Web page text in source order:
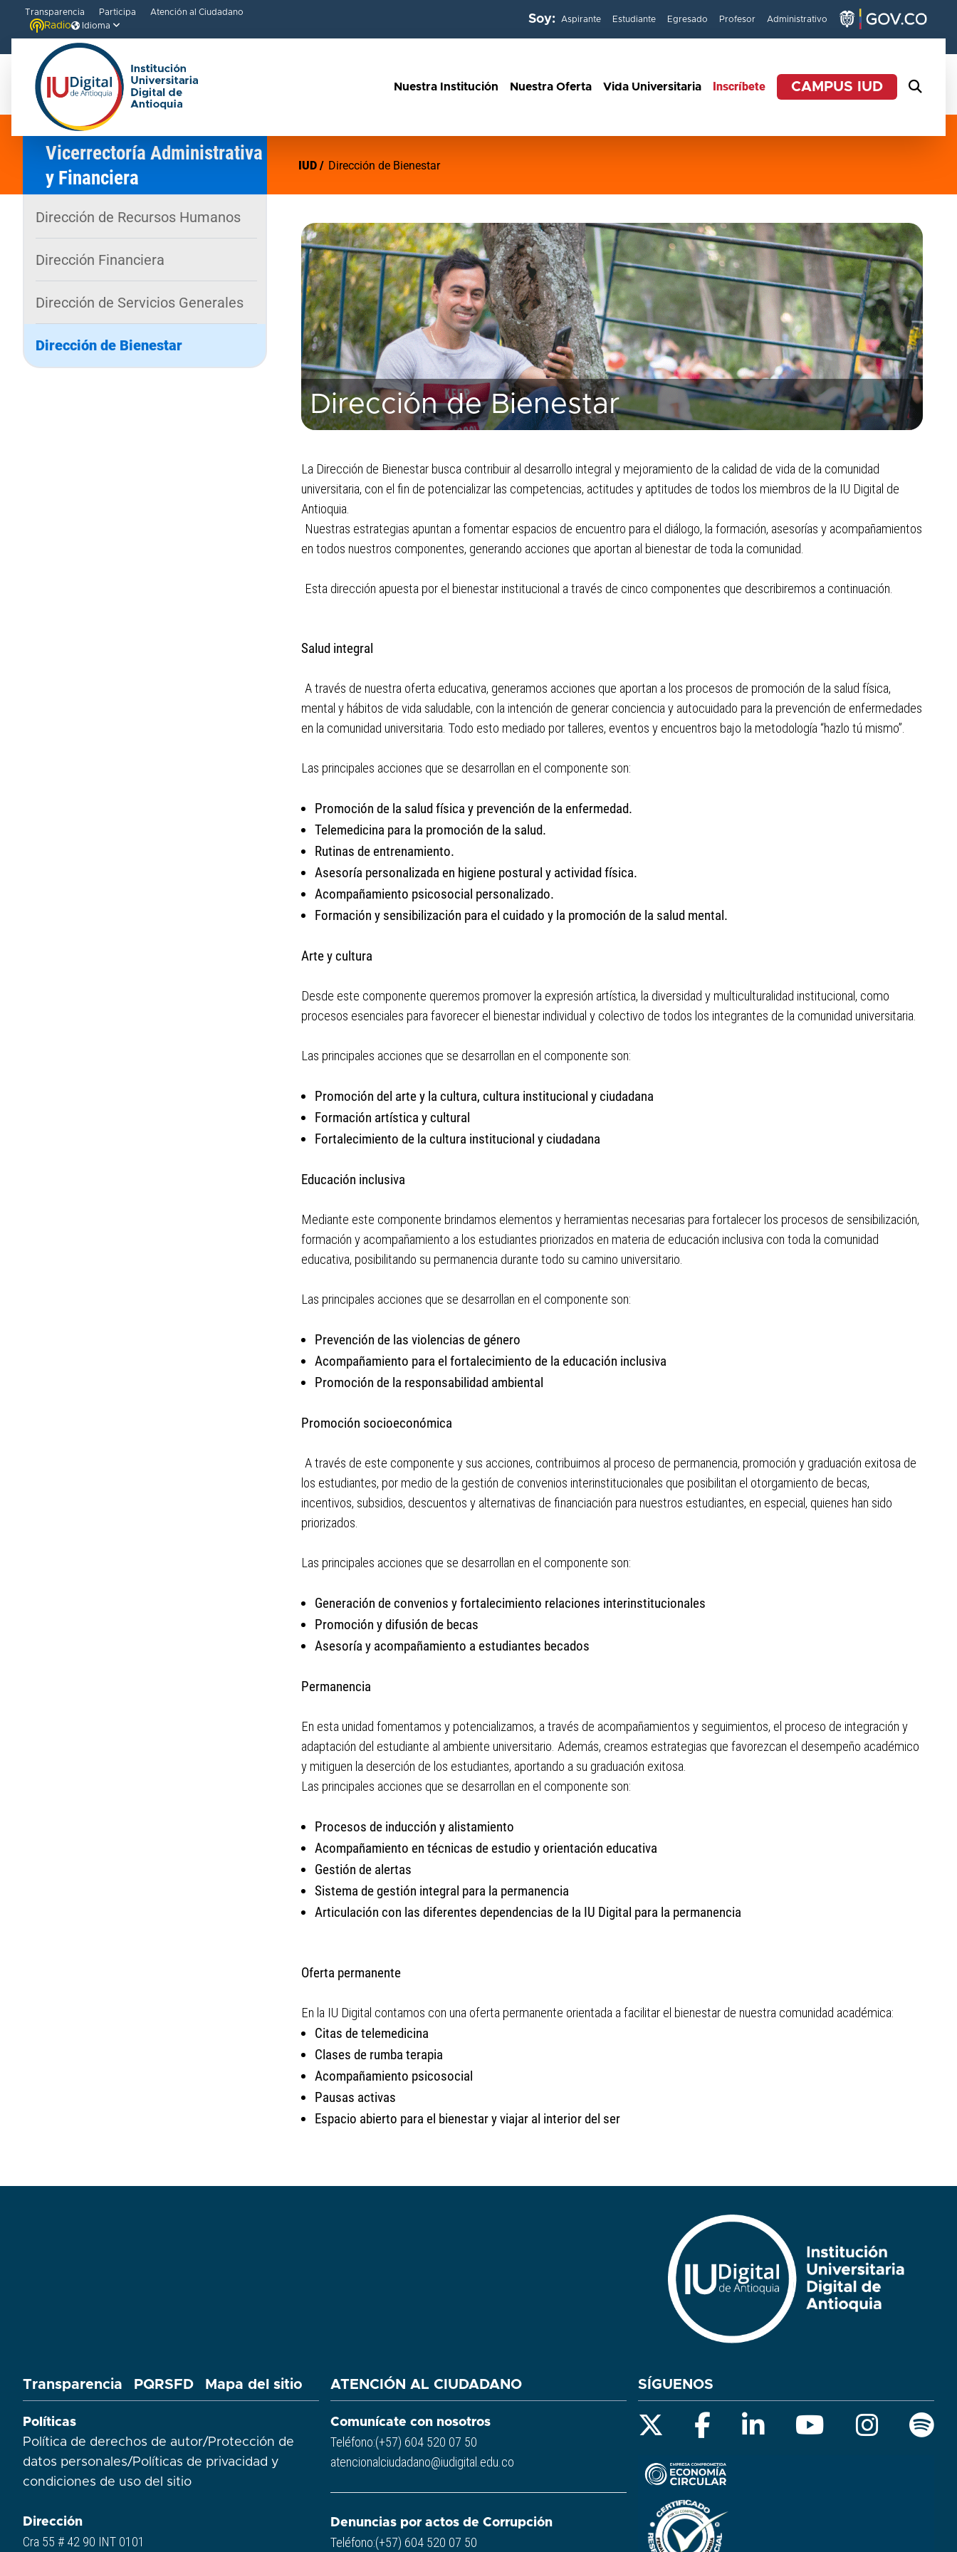
Transparencia Participa Atención al Ciudadano
Radio Idioma Soy: Aspirante Estudiante Egresado Profesor Administrativo
Nuestra Institución Nuestra Oferta Vida Universitaria Inscríbete CAMPUS IUD
Vicerrectoría Administrativa
y Financiera
IUD Dirección de Bienestar
Dirección de Recursos Humanos
Dirección Financiera
Dirección de Servicios Generales
Dirección de Bienestar
Dirección de Bienestar
La Dirección de Bienestar busca contribuir al desarrollo integral y mejoramiento de la calidad de vida de la comunidad
universitaria, con el fin de potencializar las competencias, actitudes y aptitudes de todos los miembros de la IU Digital de
Antioquia.
Nuestras estrategias apuntan a fomentar espacios de encuentro para el diálogo, la formación, asesorías y acompañamientos
en todos nuestros componentes, generando acciones que aportan al bienestar de toda la comunidad.
Esta dirección apuesta por el bienestar institucional a través de cinco componentes que describiremos a continuación.
Salud integral
A través de nuestra oferta educativa, generamos acciones que aportan a los procesos de promoción de la salud física,
mental y hábitos de vida saludable, con la intención de generar conciencia y autocuidado para la prevención de enfermedades
en la comunidad universitaria. Todo esto mediado por talleres, eventos y encuentros bajo la metodología “hazlo tú mismo”.
Las principales acciones que se desarrollan en el componente son:
Promoción de la salud física y prevención de la enfermedad.
Telemedicina para la promoción de la salud.
Rutinas de entrenamiento.
Asesoría personalizada en higiene postural y actividad física.
Acompañamiento psicosocial personalizado.
Formación y sensibilización para el cuidado y la promoción de la salud mental.
Arte y cultura
Desde este componente queremos promover la expresión artística, la diversidad y multiculturalidad institucional, como
procesos esenciales para favorecer el bienestar individual y colectivo de todos los integrantes de la comunidad universitaria.
Las principales acciones que se desarrollan en el componente son:
Promoción del arte y la cultura, cultura institucional y ciudadana
Formación artística y cultural
Fortalecimiento de la cultura institucional y ciudadana
Educación inclusiva
Mediante este componente brindamos elementos y herramientas necesarias para fortalecer los procesos de sensibilización,
formación y acompañamiento a los estudiantes priorizados en materia de educación inclusiva con toda la comunidad
educativa, posibilitando su permanencia durante todo su camino universitario.
Las principales acciones que se desarrollan en el componente son:
Prevención de las violencias de género
Acompañamiento para el fortalecimiento de la educación inclusiva
Promoción de la responsabilidad ambiental
Promoción socioeconómica
A través de este componente y sus acciones, contribuimos al proceso de permanencia, promoción y graduación exitosa de
los estudiantes, por medio de la gestión de convenios interinstitucionales que posibilitan el otorgamiento de becas,
incentivos, subsidios, descuentos y alternativas de financiación para nuestros estudiantes, en especial, quienes han sido
priorizados.
Las principales acciones que se desarrollan en el componente son:
Generación de convenios y fortalecimiento relaciones interinstitucionales
Promoción y difusión de becas
Asesoría y acompañamiento a estudiantes becados
Permanencia
En esta unidad fomentamos y potencializamos, a través de acompañamientos y seguimientos, el proceso de integración y
adaptación del estudiante al ambiente universitario. Además, creamos estrategias que favorezcan el desempeño académico
y mitiguen la deserción de los estudiantes, aportando a su graduación exitosa.
Las principales acciones que se desarrollan en el componente son:
Procesos de inducción y alistamiento
Acompañamiento en técnicas de estudio y orientación educativa
Gestión de alertas
Sistema de gestión integral para la permanencia
Articulación con las diferentes dependencias de la IU Digital para la permanencia
Oferta permanente
En la IU Digital contamos con una oferta permanente orientada a facilitar el bienestar de nuestra comunidad académica:
Citas de telemedicina
Clases de rumba terapia
Acompañamiento psicosocial
Pausas activas
Espacio abierto para el bienestar y viajar al interior del ser
Transparencia PQRSFD Mapa del sitio
Políticas
Política de derechos de autor/Protección de
datos personales/Políticas de privacidad y
condiciones de uso del sitio​
Dirección
Cra 55 # 42 90 INT 0101
ATENCIÓN AL CIUDADANO
Comunícate con nosotros
Teléfono:(+57) 604 520 07 50
atencionalciudadano@iudigital.edu.co
Denuncias por actos de Corrupción
Teléfono:(+57) 604 520 07 50
SÍGUENOS